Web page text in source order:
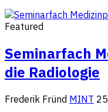
Featured
Seminarfach
die Radiologie
Frederik Fründ MINT